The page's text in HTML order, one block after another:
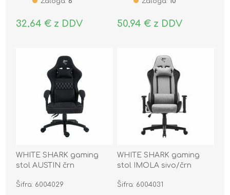
32,64 € z DDV 50,94 € z DDV
WHITE SHARK gaming
stol AUSTIN črn
Šifra: 6004029
WHITE SHARK gaming
stol IMOLA sivo/črn
Šifra: 6004031